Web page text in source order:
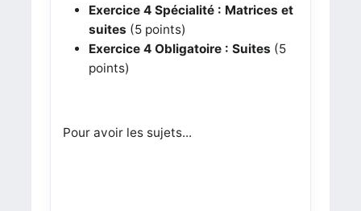
Exercice 4 Spécialité : Matrices et
suites (5 points)
Exercice 4 Obligatoire : Suites (5
points)
Pour avoir les sujets...